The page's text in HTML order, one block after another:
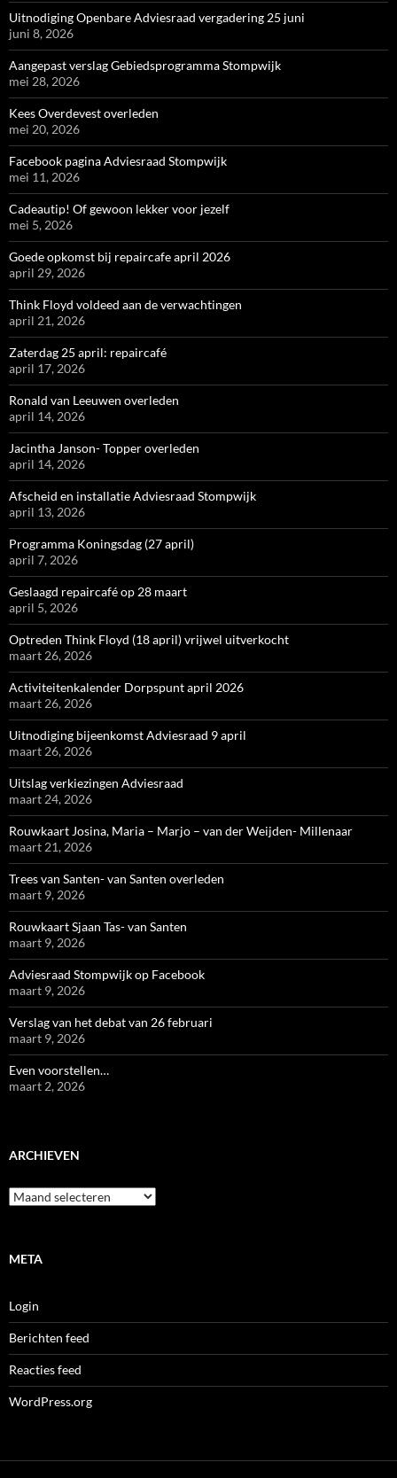
Uitnodiging Openbare Adviesraad vergadering 25 juni
juni 8, 2026
Aangepast verslag Gebiedsprogramma Stompwijk
mei 28, 2026
Kees Overdevest overleden
mei 20, 2026
Facebook pagina Adviesraad Stompwijk
mei 11, 2026
Cadeautip! Of gewoon lekker voor jezelf
mei 5, 2026
Goede opkomst bij repaircafe april 2026
april 29, 2026
Think Floyd voldeed aan de verwachtingen
april 21, 2026
Zaterdag 25 april: repaircafé
april 17, 2026
Ronald van Leeuwen overleden
april 14, 2026
Jacintha Janson- Topper overleden
april 14, 2026
Afscheid en installatie Adviesraad Stompwijk
april 13, 2026
Programma Koningsdag (27 april)
april 7, 2026
Geslaagd repaircafé op 28 maart
april 5, 2026
Optreden Think Floyd (18 april) vrijwel uitverkocht
maart 26, 2026
Activiteitenkalender Dorpspunt april 2026
maart 26, 2026
Uitnodiging bijeenkomst Adviesraad 9 april
maart 26, 2026
Uitslag verkiezingen Adviesraad
maart 24, 2026
Rouwkaart Josina, Maria – Marjo – van der Weijden- Millenaar
maart 21, 2026
Trees van Santen- van Santen overleden
maart 9, 2026
Rouwkaart Sjaan Tas- van Santen
maart 9, 2026
Adviesraad Stompwijk op Facebook
maart 9, 2026
Verslag van het debat van 26 februari
maart 9, 2026
Even voorstellen…
maart 2, 2026
ARCHIEVEN
Archieven
META
Login
Berichten feed
Reacties feed
WordPress.org